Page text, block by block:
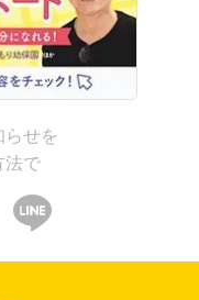
らせを
法で